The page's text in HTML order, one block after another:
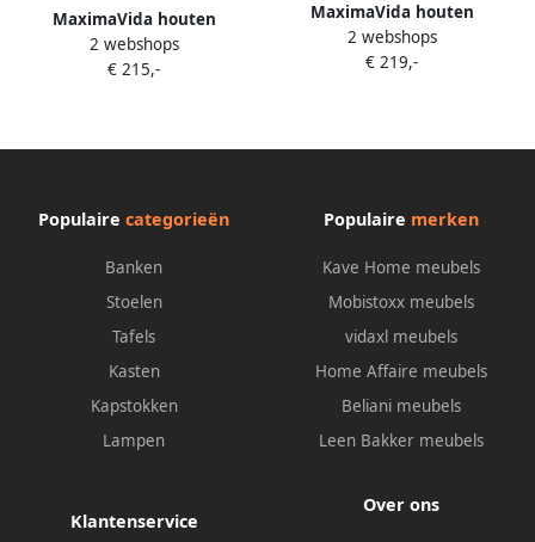
MaximaVida houten
spijlenstoel Maxime zwart
doos per 2 stuks
2 webshops
€ 215,-
MaximaVida houten
spijlenstoel Maxime okergeel
doos per 2 stuks
2 webshops
€ 219,-
Populaire categorieën
Banken
Stoelen
Tafels
Kasten
Kapstokken
Lampen
Populaire merken
Kave Home meubels
Mobistoxx meubels
vidaxl meubels
Home Affaire meubels
Beliani meubels
Leen Bakker meubels
Klantenservice
Over ons